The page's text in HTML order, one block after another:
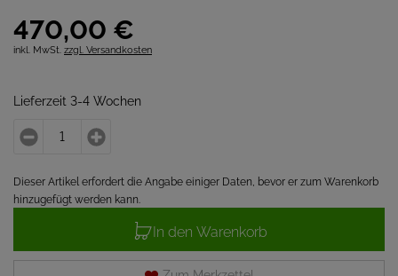
470,00 €
inkl. MwSt. zzgl. Versandkosten
Lieferzeit 3-4 Wochen
Dieser Artikel erfordert die Angabe einiger Daten, bevor er zum Warenkorb
hinzugefügt werden kann.
In den Warenkorb